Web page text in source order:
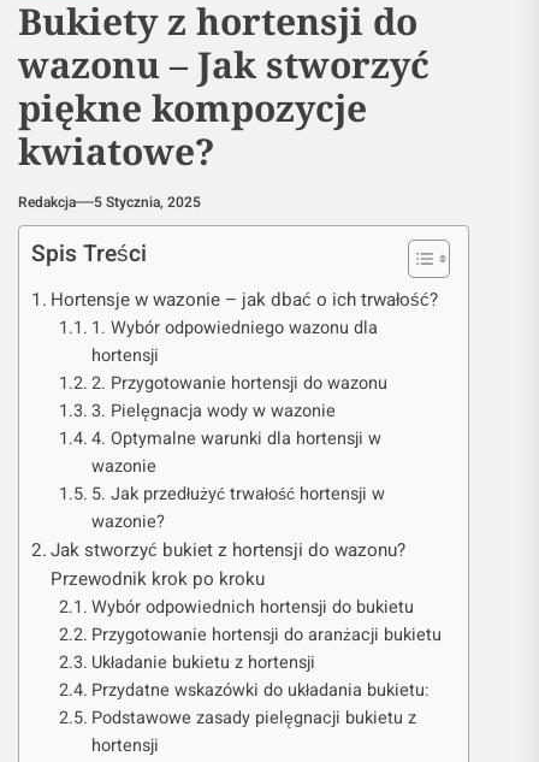
Bukiety z hortensji do
wazonu – Jak stworzyć
piękne kompozycje
kwiatowe?
Redakcja 5 Stycznia, 2025
Spis Treści
Hortensje w wazonie – jak dbać o ich trwałość?
1. Wybór odpowiedniego wazonu dla
hortensji
2. Przygotowanie hortensji do wazonu
3. Pielęgnacja wody w wazonie
4. Optymalne warunki dla hortensji w
wazonie
5. Jak przedłużyć trwałość hortensji w
wazonie?
Jak stworzyć bukiet z hortensji do wazonu?
Przewodnik krok po kroku
Wybór odpowiednich hortensji do bukietu
Przygotowanie hortensji do aranżacji bukietu
Układanie bukietu z hortensji
Przydatne wskazówki do układania bukietu:
Podstawowe zasady pielęgnacji bukietu z
hortensji